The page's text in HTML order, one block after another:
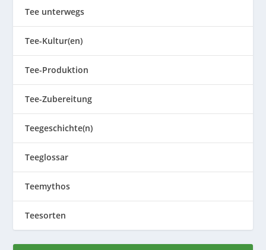
Tee unterwegs
Tee-Kultur(en)
Tee-Produktion
Tee-Zubereitung
Teegeschichte(n)
Teeglossar
Teemythos
Teesorten